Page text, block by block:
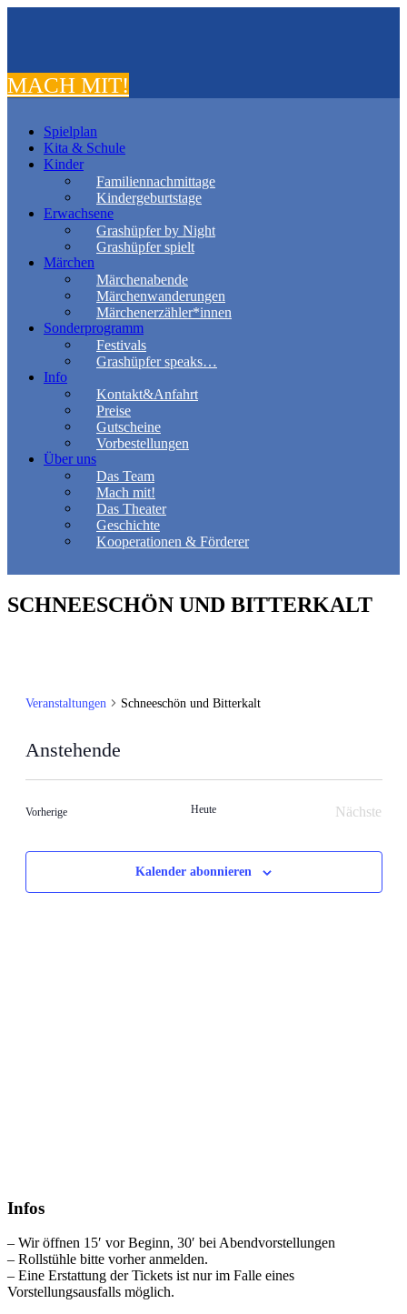
MACH MIT!
Spielplan
Kita & Schule
Kinder
Familiennachmittage
Kindergeburtstage
Erwachsene
Grashüpfer by Night
Grashüpfer spielt
Märchen
Märchenabende
Märchenwanderungen
Märchenerzähler*innen
Sonderprogramm
Festivals
Grashüpfer speaks…
Info
Kontakt&Anfahrt
Preise
Gutscheine
Vorbestellungen
Über uns
Das Team
Mach mit!
Das Theater
Geschichte
Kooperationen & Förderer
SCHNEESCHÖN UND BITTERKALT
Veranstaltungen Schneeschön und Bitterkalt
Anstehende
VorherigeVeranstaltungen Heute
Nächste
Kalender abonnieren
Infos
– Wir öffnen 15′ vor Beginn, 30′ bei Abendvorstellungen
– Rollstühle bitte vorher anmelden.
– Eine Erstattung der Tickets ist nur im Falle eines
Vorstellungsausfalls möglich.